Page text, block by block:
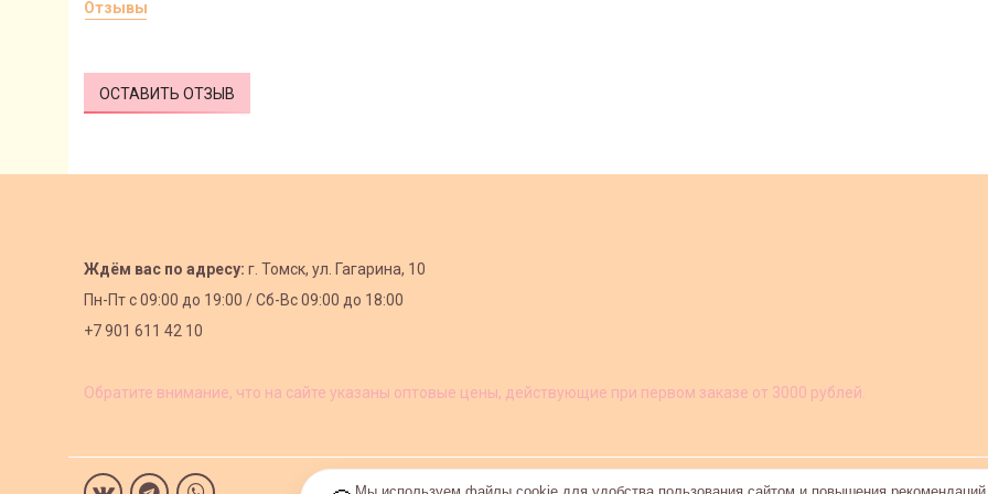
Отзывы
ОСТАВИТЬ ОТЗЫВ
Ждём вас по адресу: г. Томск, ул. Гагарина, 10
Пн-Пт с09:00 до 19:00 /Сб-Вс 09:00 до 18:00
+7 901 611 42 10
Обратите внимание, что на сайте указаны оптовые цены, действующие при первом заказе от 3000 рублей.
Мы используем файлы cookie для удобства пользования сайтом и повышения